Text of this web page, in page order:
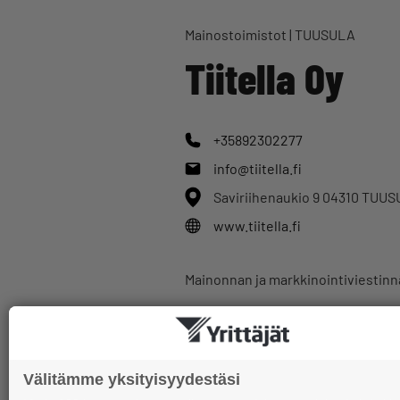
Mainostoimistot | TUUSULA
Tiitella Oy
+35892302277
info@tiitella.fi
Saviriihenaukio 9 04310
www.tiitella.fi
Mainonnan ja
Välitämme yksityisyydestäsi